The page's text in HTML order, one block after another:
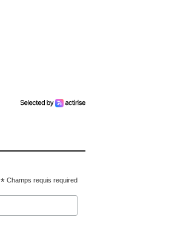
* Champs requis required